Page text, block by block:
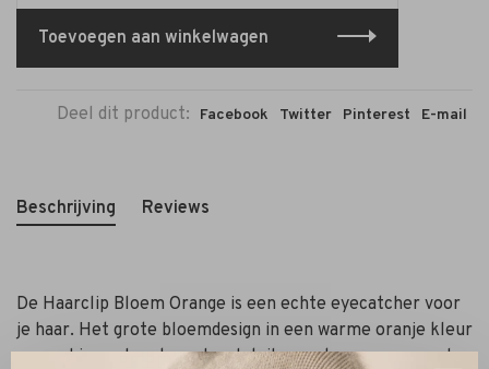
Toevoegen aan winkelwagen
Deel dit product: Facebook Twitter Pinterest E-mail
Beschrijving Reviews
De Haarclip Bloem Orange is een echte eyecatcher voor
je haar. Het grote bloemdesign in een warme oranje kleur
gecombineerd met gouden details zorgt voor een speelse